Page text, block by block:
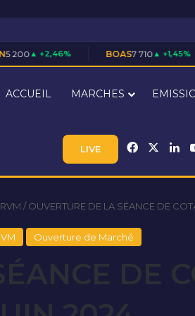
BOAS7 710 ▲ +1,45% CABC
ACCUEIL MARCHES
LIVE Facebook
/ OUVERTURE DE LA SÉANCE DE
Ouverture de Marché